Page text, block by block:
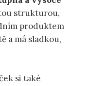
strukturou,
produktem
a má sladkou,
si také